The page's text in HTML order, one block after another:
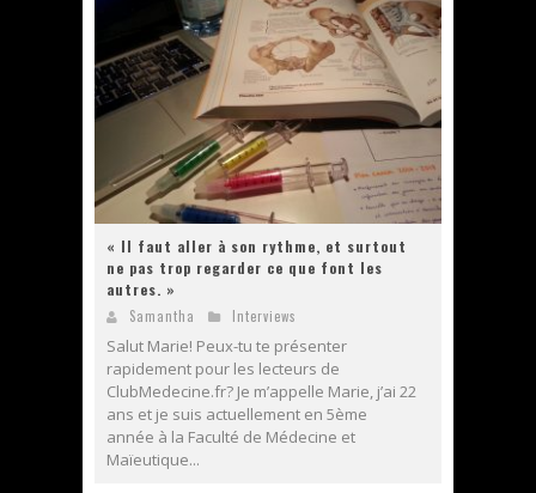
« Il faut aller à son rythme, et surtout
ne pas trop regarder ce que font les
autres. »
Samantha Interviews
Salut Marie! Peux-tu te présenter
rapidement pour les lecteurs de
ClubMedecine.fr? Je m’appelle Marie, j’ai 22
ans et je suis actuellement en 5ème
année à la Faculté de Médecine et
Maïeutique...